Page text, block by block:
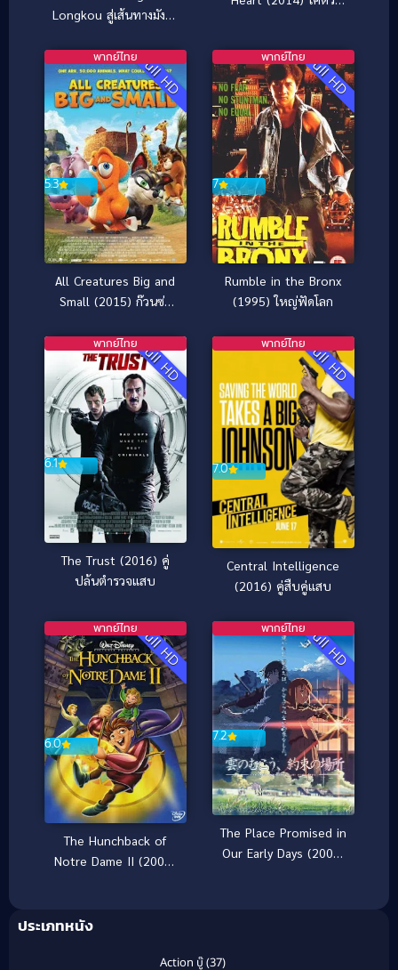
Longkou สู่เส้นทางมังกร
Full HD
5.3
พากย์ไทย
All Creatures Big and
Small (2015) ก๊วนซ่า
Full HD
7
พากย์ไทย
Rumble in the Bronx
(1995) ใหญ่ฟัดโลก
Full HD
6.1
พากย์ไทย
The Trust (2016) คู่
ปล้นตำรวจแสบ
Full HD
7.0
พากย์ไทย
Central Intelligence
(2016) คู่สืบคู่แสบ
Full HD
6.0
พากย์ไทย
The Hunchback of
Notre Dame II (2002)
Full HD
7.2
พากย์ไทย
The Place Promised in
Our Early Days (2004)
ประเภทหนัง
Action บู๊(37)